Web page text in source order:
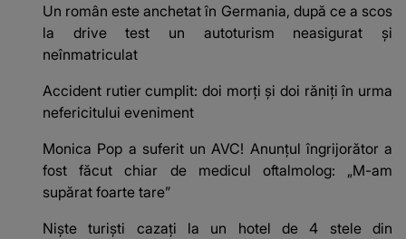
Un român este anchetat în Germania, după ce a scos
la drive test un autoturism neasigurat și
neînmatriculat
Accident rutier cumplit: doi morţi şi doi răniţi în urma
nefericitului eveniment
Monica Pop a suferit un AVC! Anunțul îngrijorător a
fost făcut chiar de medicul oftalmolog: „M-am
supărat foarte tare”
Niște turiști cazați la un hotel de 4 stele din